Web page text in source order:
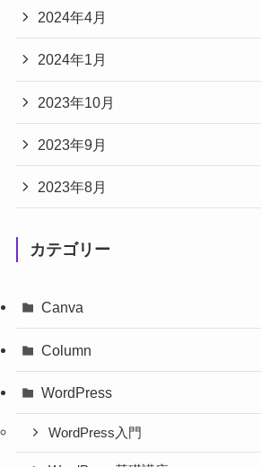
2024年4月
2024年1月
2023年10月
2023年9月
2023年8月
カテゴリー
Canva
Column
WordPress
WordPress入門